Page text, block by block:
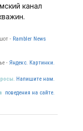
канал
- Rambler News
- Яндекс. Картинки.
Напишите нам.
поведения на сайте.